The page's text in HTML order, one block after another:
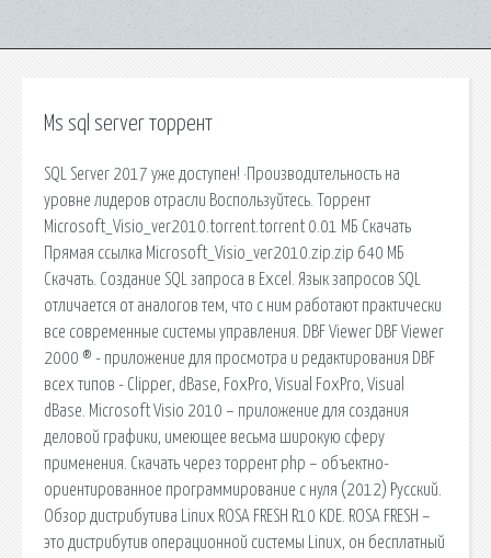
Ms sql server торрент
SQL Server 2017 уже доступен! ·Производительность на
уровне лидеров отрасли Воспользуйтесь. Торрент
Microsoft_Visio_ver2010.torrent.torrent 0.01 МБ Скачать
Прямая ссылка Microsoft_Visio_ver2010.zip.zip 640 МБ
Скачать. Создание SQL запроса в Excel. Язык запросов SQL
отличается от аналогов тем, что с ним работают практически
все современные системы управления. DBF Viewer DBF Viewer
2000 ® - приложение для просмотра и редактирования DBF
всех типов - Clipper, dBase, FoxPro, Visual FoxPro, Visual
dBase. Microsoft Visio 2010 – приложение для создания
деловой графики, имеющее весьма широкую сферу
применения. Скачать через торрент php – объектно-
ориентированное программирование с нуля (2012) Русский.
Обзор дистрибутива Linux ROSA FRESH R10 KDE. ROSA FRESH –
это дистрибутив операционной системы Linux, он бесплатный